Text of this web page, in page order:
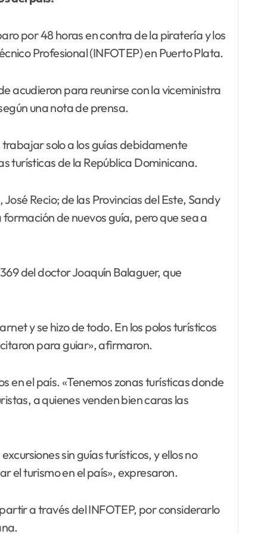
por 48 horas en contra de la piratería y los
Profesional (INFOTEP) en Puerto Plata.
acudieron para reunirse con la viceministra
una nota de prensa.
solo a los guías debidamente
turísticas de la República Dominicana.
Recio; de las Provincias del Este, Sandy
de nuevos guía, pero que sea a
del doctor Joaquín Balaguer, que
y se hizo de todo. En los polos turísticos
para guiar», afirmaron.
en el país. «Tenemos zonas turísticas donde
a quienes venden bien caras las
sin guías turísticos, y ellos no
el turismo en el país», expresaron.
a través del INFOTEP, por considerarlo